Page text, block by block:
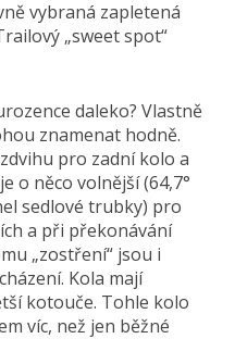
vybraná zapletená
„sweet spot“
daleko? Vlastně
znamenat hodně.
pro zadní kolo a
o něco volnější (64,7°
sedlové trubky) pro
a při překonávání
„zostření“ jsou i
Kola mají
kotouče. Tohle kolo
víc, než jen běžné